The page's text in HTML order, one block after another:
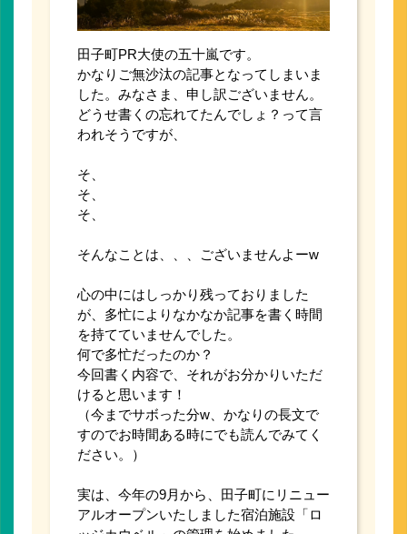
田子町PR大使の五十嵐です。
かなりご無沙汰の記事となってしまいま
した。みなさま、申し訳ございません。
どうせ書くの忘れてたんでしょ？って言
われそうですが、
そ、
そ、
そ、
そんなことは、、、ございませんよーw
心の中にはしっかり残っておりました
が、多忙によりなかなか記事を書く時間
を持てていませんでした。
何で多忙だったのか？
今回書く内容で、それがお分かりいただ
けると思います！
（今までサボった分w、かなりの長文で
すのでお時間ある時にでも読んでみてく
ださい。）
実は、今年の9月から、田子町にリニュー
アルオープンいたしました宿泊施設「ロ